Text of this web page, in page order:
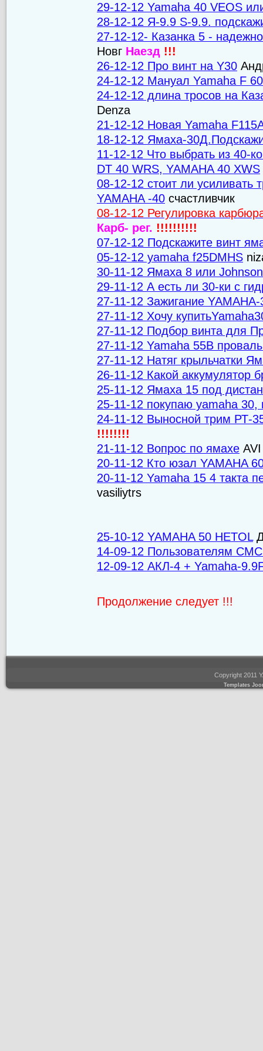
29-12-12 Yamaha 40 VEOS
28-12-12 Я-9.9 S-9.9.
27-12-12- Казанка 5 -
Новг Наезд !!!
26-12-12 Про винт на Y30
24-12-12 Мануал Yamaha F
24-12-12 длина тросов на
Denza
21-12-12 Новая Yamaha
18-12-12 Ямаха-
11-12-12 Что выбрать из 40-
DT 40 WRS, YAMAHA 40 XWS
08-12-12 стоит ли усиливать
YAMAHA -40 счастливчик
08-12-12 Регулировка
Карб- рег. !!!!!!!!!!
07-12-12 Подскажите винт
05-12-12 yamaha f25DMHS
30-11-12 Ямаха 8 или
29-11-12 А есть ли 30-ки с
27-11-12 Зажигание YAMAHA-
27-11-12 Хочу
27-11-12 Подбор винта для
27-11-12 Yamaha 55B
27-11-12 Натяг крыльчатки
26-11-12 Какой аккумулятор
25-11-12 Ямаха 15 под
25-11-12 покупаю yamaha 30,
24-11-12 Выносной трим РТ-
!!!!!!!!
21-11-12 Вопрос по ямахе AVI
20-11-12 Кто юзал YAMAHA
20-11-12 Yamaha 15 4 такта
vasiliytrs
25-10-12 YAMAHA 50 HETOL
14-09-12 Пользователям
12-09-12 АКЛ-4 + Yamaha-
Продолжение следует !!!
Copyright 2011
Templates